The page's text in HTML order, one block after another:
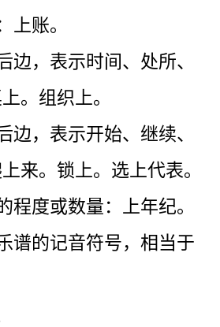
上账。
边，表示时间、处所、
。组织上。
边，表示开始、继续、
来。锁上。选上代表。
程度或数量：上年纪。
谱的记音符号，相当于